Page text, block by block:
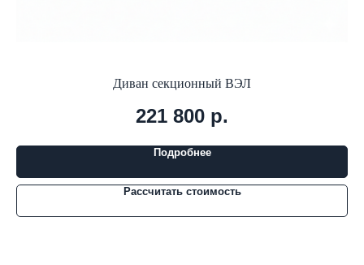
Диван секционный ВЭЛ
221 800 р.
Подробнее
Рассчитать стоимость